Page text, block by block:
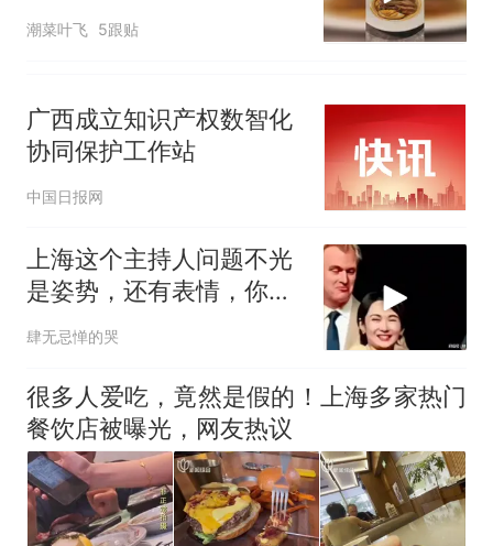
行榜 #瑞狮楼潮汕会馆 #
潮菜叶飞 5跟贴
广西成立知识产权数智化
协同保护工作站
中国日报网
上海这个主持人问题不光
是姿势，还有表情，你看
她采访国人的时候
肆无忌惮的哭
很多人爱吃，竟然是假的！上海多家热门
餐饮店被曝光，网友热议